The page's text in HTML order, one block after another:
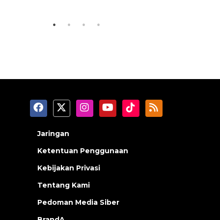
Jaringan
Ketentuan Penggunaan
Kebijakan Privasi
Tentang Kami
Pedoman Media Siber